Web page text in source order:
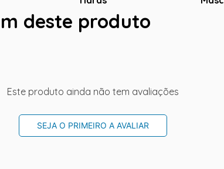
deste produto
Este produto ainda não tem avaliações
SEJA O PRIMEIRO A AVALIAR